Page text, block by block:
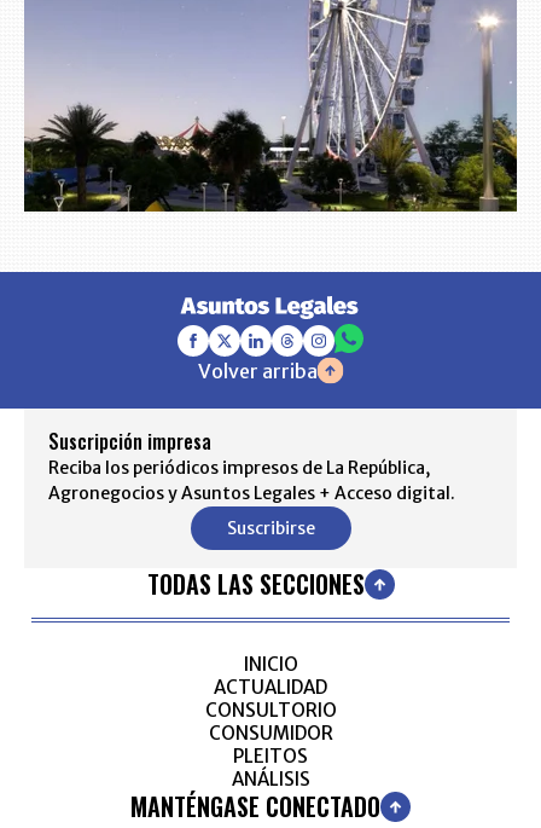
Volver arriba
Suscripción impresa
Reciba los periódicos impresos de La República,
Agronegocios y Asuntos Legales + Acceso digital.
Suscribirse
TODAS LAS SECCIONES
INICIO
ACTUALIDAD
CONSULTORIO
CONSUMIDOR
PLEITOS
ANÁLISIS
MANTÉNGASE CONECTADO